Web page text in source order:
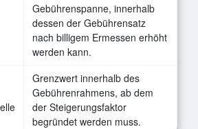
Gebührenspanne, innerhalb
dessen der Gebührensatz
nach billigem Ermessen erhöht
werden kann.
Grenzwert innerhalb des
Gebührenrahmens, ab dem
der Steigerungsfaktor
begründet werden muss.